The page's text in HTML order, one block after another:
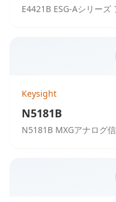
E4421B ESG-Aシリーズ
Keysight
N5181B
N5181B MXGアナログ